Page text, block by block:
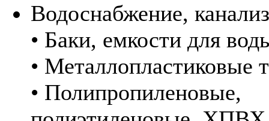
Водоснабжение,
• Баки, емкости для
• Металлопластиковые
• Полипропиленовые,